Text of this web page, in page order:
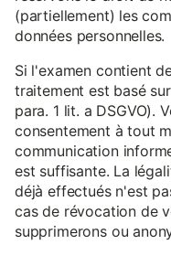
(partiellement) les
données personnelles.
Si l'examen contient
traitement est basé
para. 1 lit. a DSGVO).
consentement à tout
communication
est suffisante. La
déjà effectués n'est
cas de révocation de
supprimerons ou